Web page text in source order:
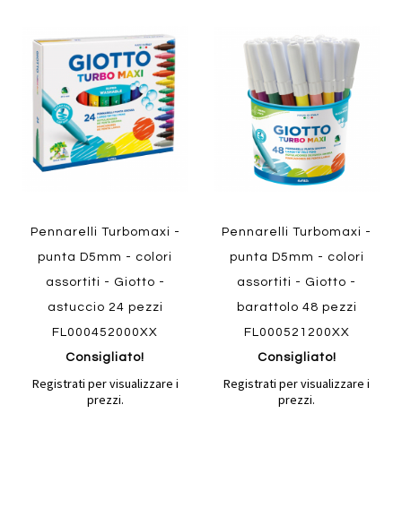
Quickview Quickview
Aggiungi
ai
preferiti
al
confronto
Pennarelli Turbomaxi -
punta D5mm - colori
assortiti - Giotto -
astuccio 24 pezzi
FL000452000XX
Consigliato!
Registrati per visualizzare i
prezzi.
Aggiungi
preferiti
Pennarelli Turbomaxi -
punta D5mm - colori
assortiti - Giotto -
barattolo 48 pezzi
FL000521200XX
Consigliato!
Registrati per visualizzare i
prezzi.